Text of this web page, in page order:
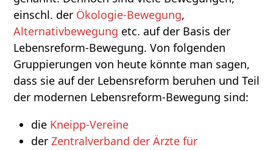
einschl. der Ökologie-Bewegung,
Alternativbewegung etc. auf der Basis der
Lebensreform-Bewegung. Von folgenden
Gruppierungen von heute könnte man sagen,
dass sie auf der Lebensreform beruhen und Teil
der modernen Lebensreform-Bewegung sind:
die Kneipp-Vereine
der Zentralverband der Ärzte für